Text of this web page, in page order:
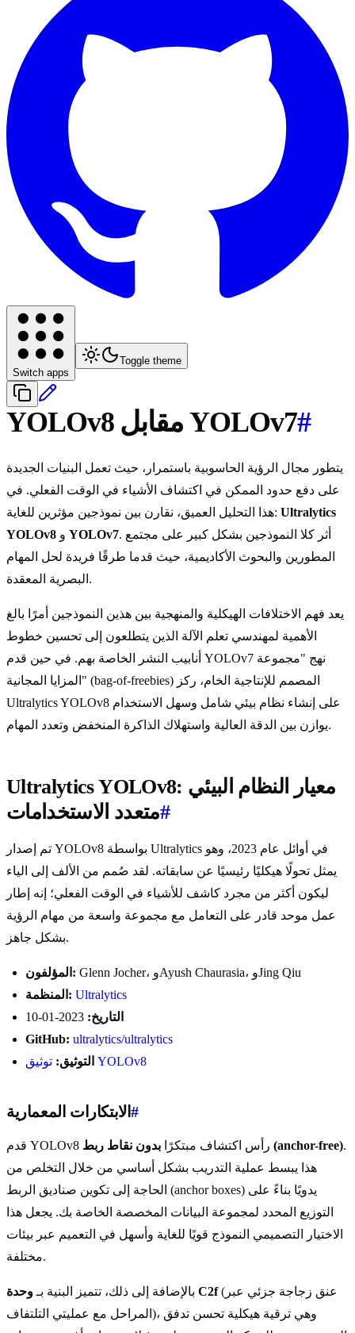
Switch apps
Toggle theme
YOLOv8 مقابل YOLOv7#
يتطور مجال الرؤية الحاسوبية باستمرار، حيث تعمل البنيات الجديدة
على دفع حدود الممكن في اكتشاف الأشياء في الوقت الفعلي. في
هذا التحليل العميق، نقارن بين نموذجين مؤثرين للغاية: Ultralytics
YOLOv8
YOLOv7. أثر كلا النموذجين بشكل كبير على مجتمع
المطورين والبحوث الأكاديمية، حيث قدما طرقًا فريدة لحل المهام
البصرية المعقدة.
يعد فهم الاختلافات الهيكلية والمنهجية بين هذين النموذجين أمرًا بالغ
الأهمية لمهندسي تعلم الآلة الذين يتطلعون إلى تحسين خطوط
أنابيب النشر الخاصة بهم. في حين قدم YOLOv7 نهج "مجموعة
المزايا المجانية" (bag-of-freebies) المصمم للإنتاجية الخام، ركز
Ultralytics YOLOv8 على إنشاء نظام بيئي شامل وسهل الاستخدام
يوازن بين الدقة العالية واستهلاك الذاكرة المنخفض وتعدد المهام.
Ultralytics YOLOv8: معيار النظام البيئي
متعدد الاستخدامات#
تم إصدار YOLOv8 بواسطة Ultralytics في أوائل عام 2023، وهو
يمثل تحولًا هيكليًا رئيسيًا عن سابقاته. لقد صُمم من الألف إلى الياء
ليكون أكثر من مجرد كاشف للأشياء في الوقت الفعلي؛ إنه إطار
عمل موحد قادر على التعامل مع مجموعة واسعة من مهام الرؤية
بشكل جاهز.
المؤلفون:
Glenn Jocher، وAyush Chaurasia، وJing Qiu
المنظمة: Ultralytics
التاريخ:
GitHub: ultralytics/ultralytics
التوثيق: توثيق YOLOv8
الابتكارات المعمارية#
قدم YOLOv8 رأس اكتشاف مبتكرًا بدون نقاط ربط (anchor-free).
هذا يبسط عملية التدريب بشكل أساسي من خلال التخلص من
الحاجة إلى تكوين صناديق الربط (anchor boxes) يدويًا بناءً على
التوزيع المحدد لمجموعة البيانات المخصصة الخاصة بك. يجعل هذا
الاختيار التصميمي النموذج قويًا للغاية وأسهل في التعميم عبر بيئات
مختلفة.
بالإضافة إلى ذلك، تتميز البنية بـ وحدة C2f(عنق زجاجة جزئي عبر
المراحل مع عمليتي التلتفاف)، وهي ترقية هيكلية تحسن تدفق